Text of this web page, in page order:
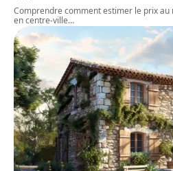
Comprendre comment estimer le prix
en centre-ville…